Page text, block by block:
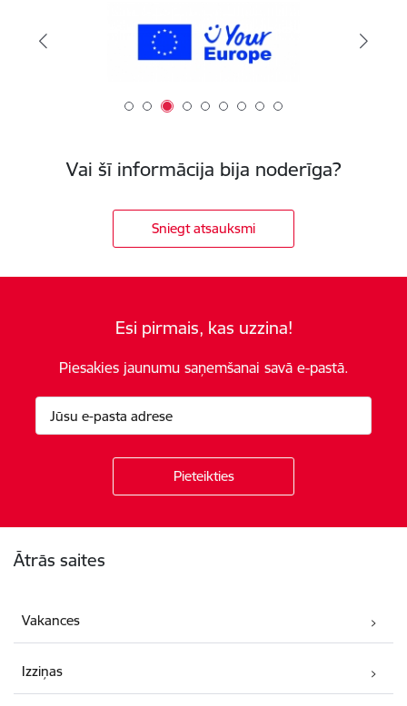
Vai šī informācija bija noderīga?
Sniegt atsauksmi
Esi pirmais, kas uzzina!
Piesakies jaunumu saņemšanai savā e-pastā.
Ātrās saites
Vakances
Izziņas